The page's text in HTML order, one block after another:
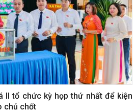
II tổ chức kỳ họp thứ nhất để kiện
chủ chốt